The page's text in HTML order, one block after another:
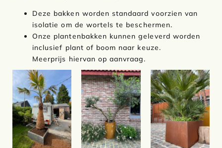
Deze bakken worden standaard voorzien van
isolatie om de wortels te beschermen.
Onze plantenbakken kunnen geleverd worden
inclusief plant of boom naar keuze.
Meerprijs hiervan op aanvraag.